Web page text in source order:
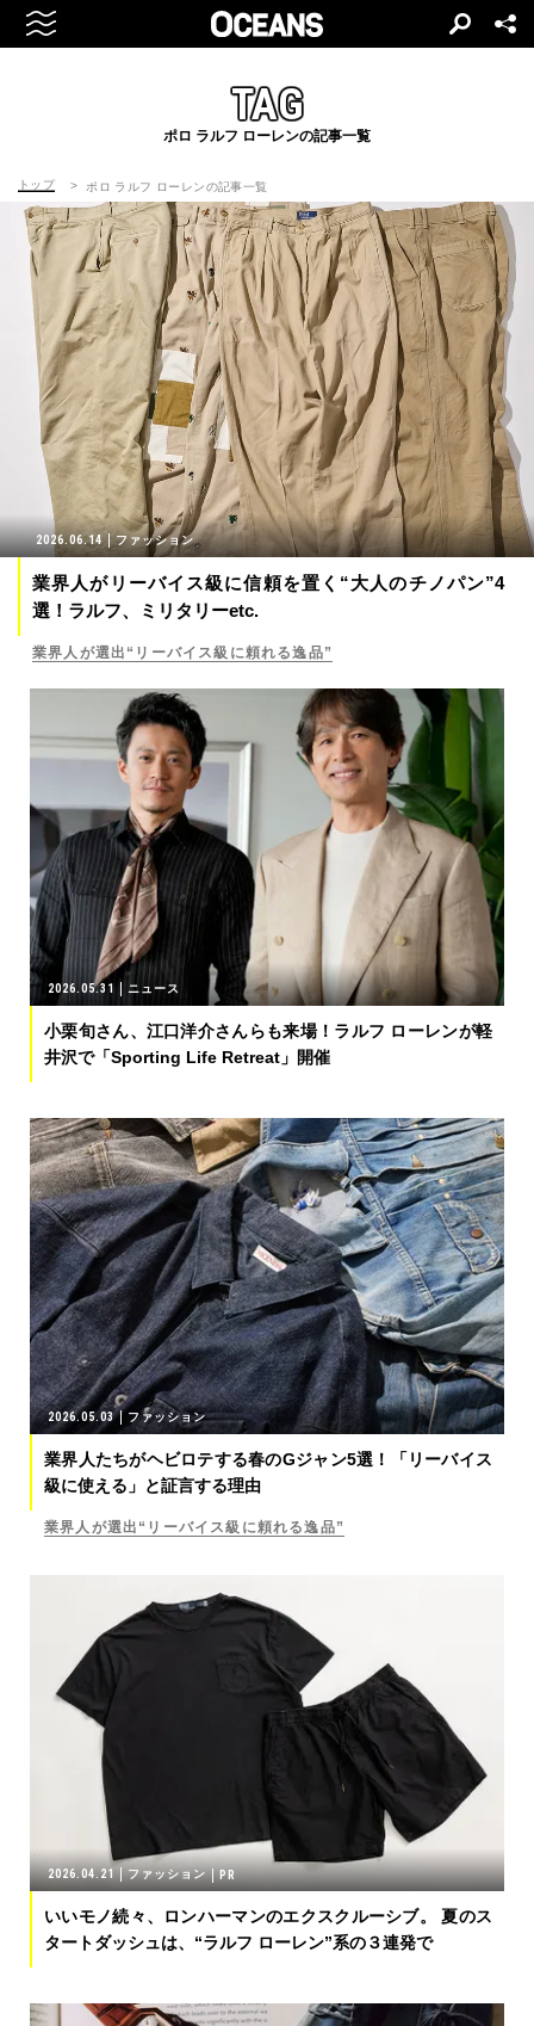
TAG
ポロ ラルフ ローレンの記事一覧
トップ ポロ ラルフ ローレンの記事一覧
2026.06.14 ファッション
業界人がリーバイス級に信頼を置く“大人のチノパン”4
選！ラルフ、ミリタリーetc.
業界人が選出“リーバイス級に頼れる逸品”
2026.05.31 ニュース
小栗旬さん、江口洋介さんらも来場！ラルフ ローレンが軽
井沢で「Sporting Life Retreat」開催
2026.05.03 ファッション
業界人たちがヘビロテする春のGジャン5選！「リーバイス
級に使える」と証言する理由
業界人が選出“リーバイス級に頼れる逸品”
2026.04.21 ファッション
いいモノ続々、ロンハーマンのエクスクルーシブ。 夏のス
タートダッシュは、“ラルフ ローレン”系の３連発で